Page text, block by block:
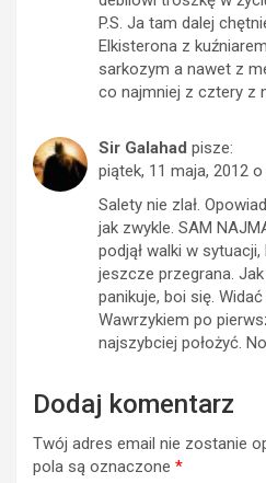
P.S. Ja tam dalej
Elkisterona z
sarkozym a nawet z
co najmniej z cztery z
Sir Galahad pisze:
piątek, 11 maja, 2012 o
Salety nie zlał.
jak zwykle. SAM
podjął walki w
jeszcze przegrana.
panikuje, boi się.
Wawrzykiem po
najszybciej położyć.
Dodaj komentarz
Twój adres email nie zostanie
pola są oznaczone *